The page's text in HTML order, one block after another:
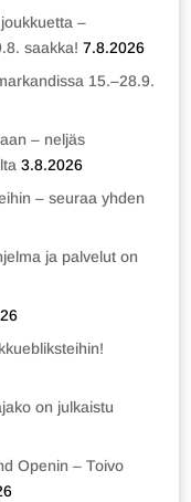
–
saakka! 7.8.2026
15.–28.9.
– neljäs
3.8.2026
– seuraa yhden
ja palvelut on
on julkaistu
Openin – Toivo